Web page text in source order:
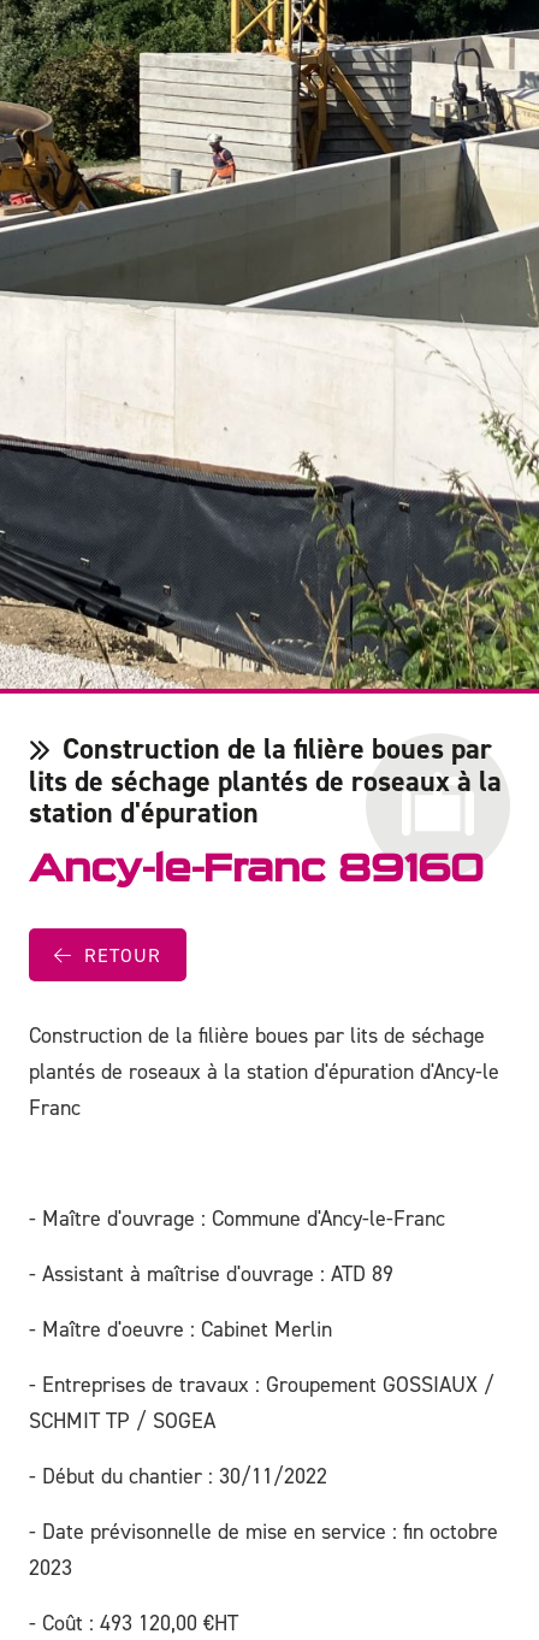
Construction de la filière boues par
lits de séchage plantés de roseaux à la
station d'épuration
Ancy-le-Franc 89160
RETOUR
Construction de la filière boues par lits de séchage
plantés de roseaux à la station d'épuration d'Ancy-le
Franc
- Maître d'ouvrage : Commune d'Ancy-le-Franc
- Assistant à maîtrise d'ouvrage : ATD 89
- Maître d'oeuvre : Cabinet Merlin
- Entreprises de travaux : Groupement GOSSIAUX /
SCHMIT TP / SOGEA
- Début du chantier : 30/11/2022
- Date prévisonnelle de mise en service : fin octobre
2023
- Coût : 493 120,00 €HT